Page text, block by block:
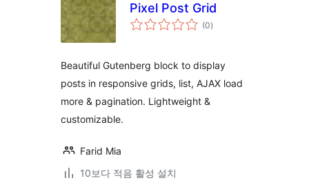
Pixel Post Grid
(0전
체)
Beautiful Gutenberg block to display
posts in responsive grids, list, AJAX load
more & pagination. Lightweight &
customizable.
Farid Mia
10보다 적음 활성 설치